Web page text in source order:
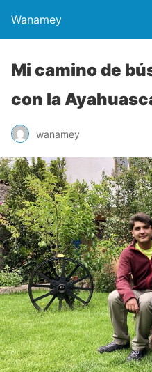
Wanamey
Mi camino de
con la
wanamey